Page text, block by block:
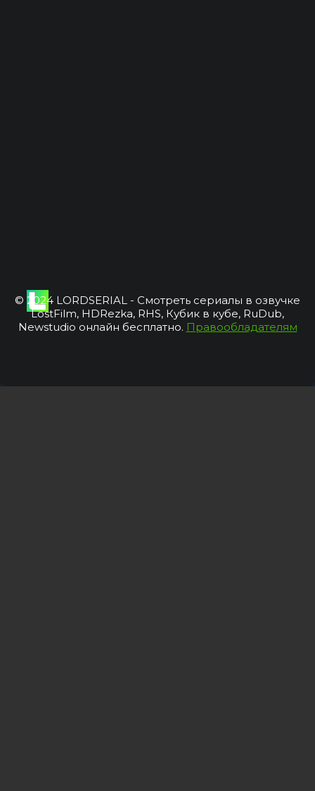
© 2024 LORDSERIAL - Смотреть сериалы в озвучке
LostFilm, HDRezka, RHS, Кубик в кубе, RuDub,
Newstudio онлайн бесплатно. Правообладателям